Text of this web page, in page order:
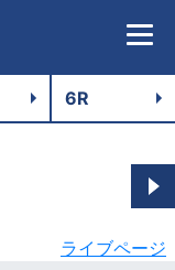
ライブページ